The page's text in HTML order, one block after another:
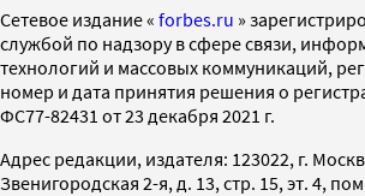
Cетевое издание « forbes.ru »
службой по надзору в сфере связи,
технологий и массовых коммуникаций,
номер и дата принятия решения о
ФС77-82431 от 23 декабря 2021 г.
Адрес редакции, издателя: 123022, г.
Звенигородская 2-я, д. 13, стр. 15, эт. 4,